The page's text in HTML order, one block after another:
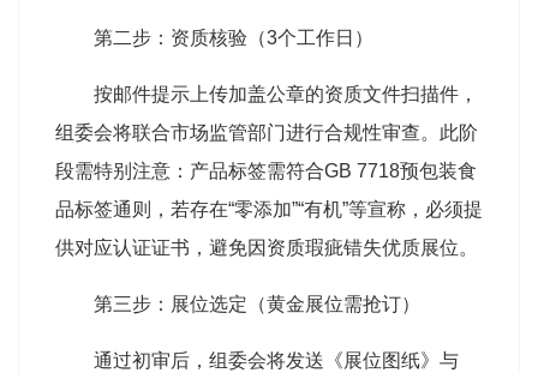
第二步：资质核验（3个工作日）
按邮件提示上传加盖公章的资质文件扫描件，
组委会将联合市场监管部门进行合规性审查。此阶
段需特别注意：产品标签需符合GB 7718预包装食
品标签通则，若存在“零添加”“有机”等宣称，必须提
供对应认证证书，避免因资质瑕疵错失优质展位。
第三步：展位选定（黄金展位需抢订）
通过初审后，组委会将发送《展位图纸》与